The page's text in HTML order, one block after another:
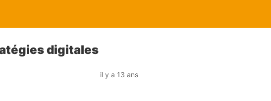
digitales
il y a 13 ans